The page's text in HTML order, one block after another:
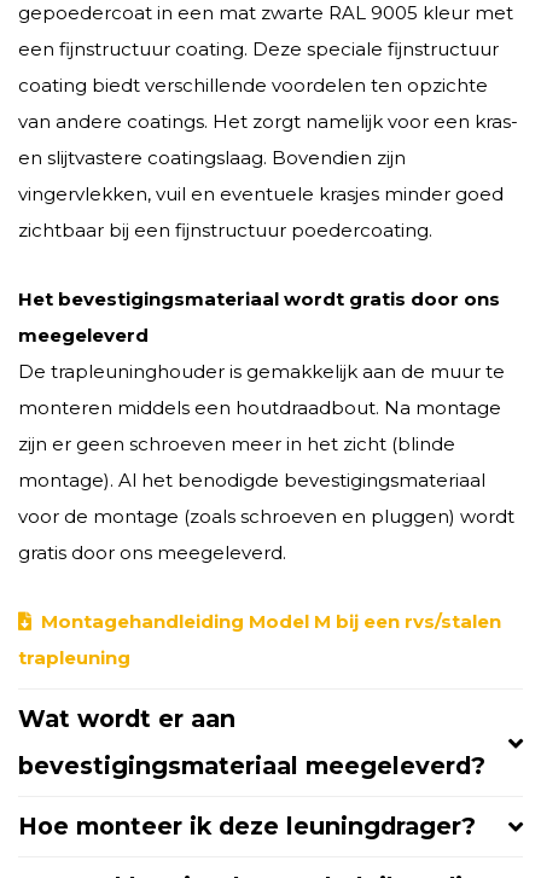
gepoedercoat in een mat zwarte RAL 9005 kleur met
een fijnstructuur coating. Deze speciale fijnstructuur
coating biedt verschillende voordelen ten opzichte
van andere coatings. Het zorgt namelijk voor een kras-
en slijtvastere coatingslaag. Bovendien zijn
vingervlekken, vuil en eventuele krasjes minder goed
zichtbaar bij een fijnstructuur poedercoating.
Het bevestigingsmateriaal wordt gratis door ons
meegeleverd
De trapleuninghouder is gemakkelijk aan de muur te
monteren middels een houtdraadbout. Na montage
zijn er geen schroeven meer in het zicht (blinde
montage). Al het benodigde bevestigingsmateriaal
voor de montage (zoals schroeven en pluggen) wordt
gratis door ons meegeleverd.
Montagehandleiding Model M bij een rvs/stalen
trapleuning
Wat wordt er aan
bevestigingsmateriaal meegeleverd?
Hoe monteer ik deze leuningdrager?